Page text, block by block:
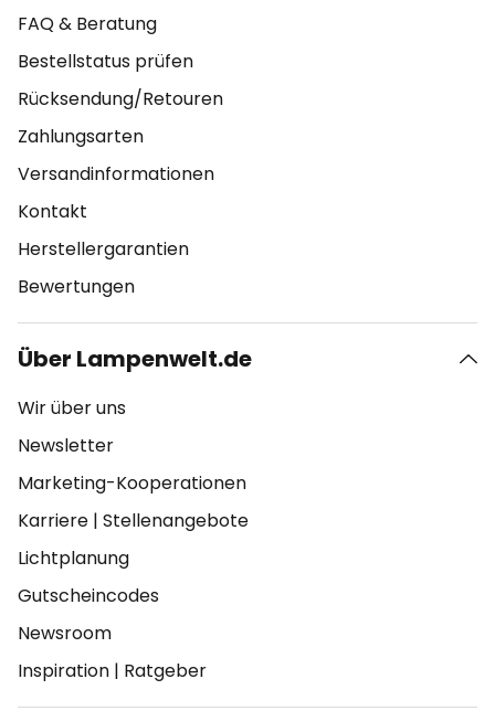
FAQ & Beratung
Bestellstatus prüfen
Rücksendung/Retouren
Zahlungsarten
Versandinformationen
Kontakt
Herstellergarantien
Bewertungen
Über Lampenwelt.de
Wir über uns
Newsletter
Marketing-Kooperationen
Karriere | Stellenangebote
Lichtplanung
Gutscheincodes
Newsroom
Inspiration | Ratgeber